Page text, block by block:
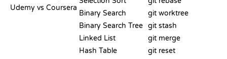
Udemy vs Coursera
Binary Search
Binary Search Tree
Linked List
Hash Table
git worktree
git stash
git merge
git reset